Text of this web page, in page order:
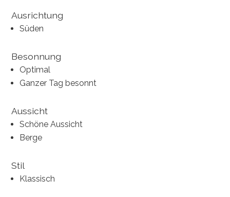
Ausrichtung
Süden
Besonnung
Optimal
Ganzer Tag besonnt
Aussicht
Schöne Aussicht
Berge
Stil
Klassisch